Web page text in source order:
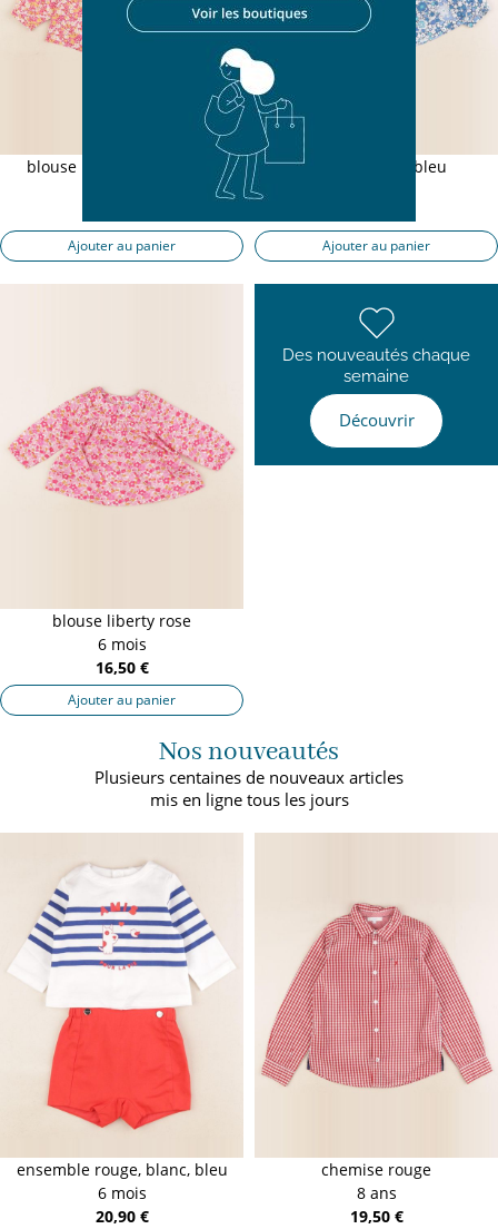
blouse liberty multicolore
Ajouter au panier
blouse liberty bleu
Ajouter au panier
blouse liberty rose
6 mois
16,50 €
Ajouter au panier
Des nouveautés chaque
semaine
Découvrir
Nos nouveautés
Plusieurs centaines de nouveaux articles
mis en ligne tous les jours
ensemble rouge, blanc, bleu
6 mois
20,90 €
chemise rouge
8 ans
19,50 €